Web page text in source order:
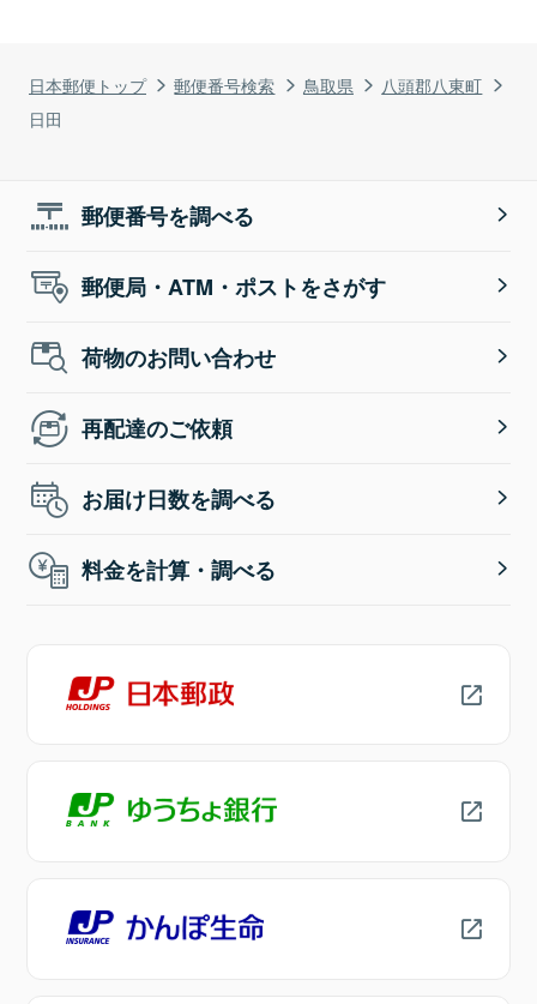
日本郵便トップ 郵便番号検索 鳥取県
八頭郡八東町
日田
郵便番号を調べる
郵便局・ATM・ポストをさがす
荷物のお問い合わせ
再配達のご依頼
お届け日数を調べる
料金を計算・調べる